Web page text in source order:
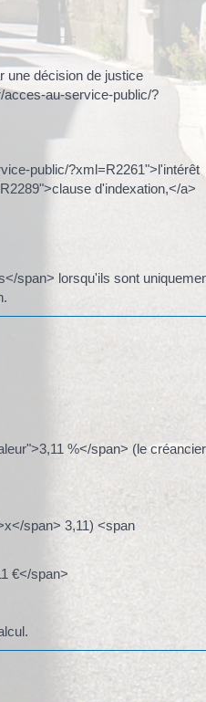
une décision de justice
acces-au-service-public/?
public/?xml=R2261">l'intérêt
d'indexation,</a>
span> lorsqu'ils sont
%</span> (le créancier
span> 3,11) <span
€</span>